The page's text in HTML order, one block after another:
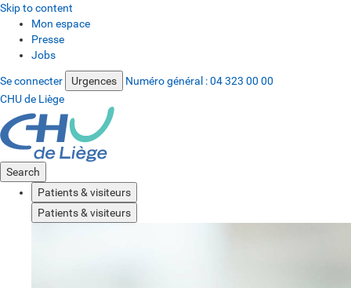
Skip to content
Mon espace
Presse
Jobs
Se connecter Urgences Numéro général :04 323 00 00
CHU de Liège
Search
Patients & visiteurs
Patients & visiteurs